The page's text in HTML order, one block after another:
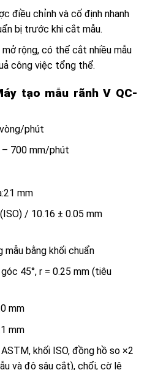
điều chỉnh và cố định nhanh
bị trước khi cắt mẫu.
rộng, có thể cắt nhiều mẫu
công việc tổng thể.
tạo mẫu rãnh V QC-
phút
– 700 mm/phút
mm
/ 10.16 ± 0.05 mm
mẫu bằng khối chuẩn
45°, r = 0.25 mm (tiêu
mm
mm
khối ISO, đồng hồ so ×2
và độ sâu cắt), chổi, cờ lê